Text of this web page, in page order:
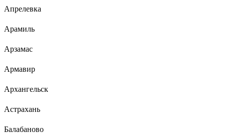
Апрелевка
Арамиль
Арзамас
Армавир
Архангельск
Астрахань
Балабаново